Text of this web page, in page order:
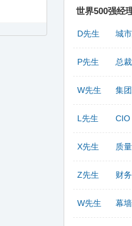
世界500强经
D先生 城
P先生 总
W先生
L先生 CIO
X先生 质
Z先生 财
W先生 幕